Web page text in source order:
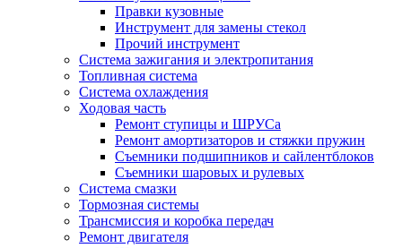
Правки кузовные
Инструмент для замены стекол
Прочий инструмент
Система зажигания и электропитания
Топливная система
Система охлаждения
Ходовая часть
Ремонт ступицы и ШРУСа
Ремонт амортизаторов и стяжки пружин
Съемники подшипников и сайлентблоков
Съемники шаровых и рулевых
Система смазки
Тормозная системы
Трансмиссия и коробка передач
Ремонт двигателя